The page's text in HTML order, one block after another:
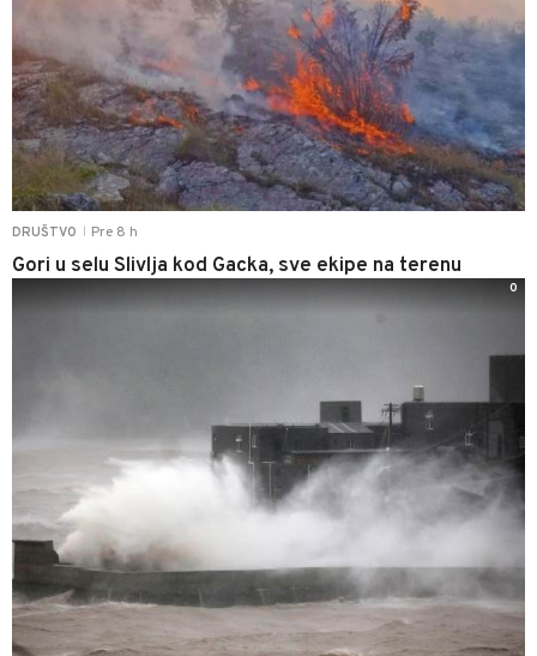
DRUŠTVO Pre 8 h
Gori u selu Slivlja kod Gacka, sve ekipe na terenu
0